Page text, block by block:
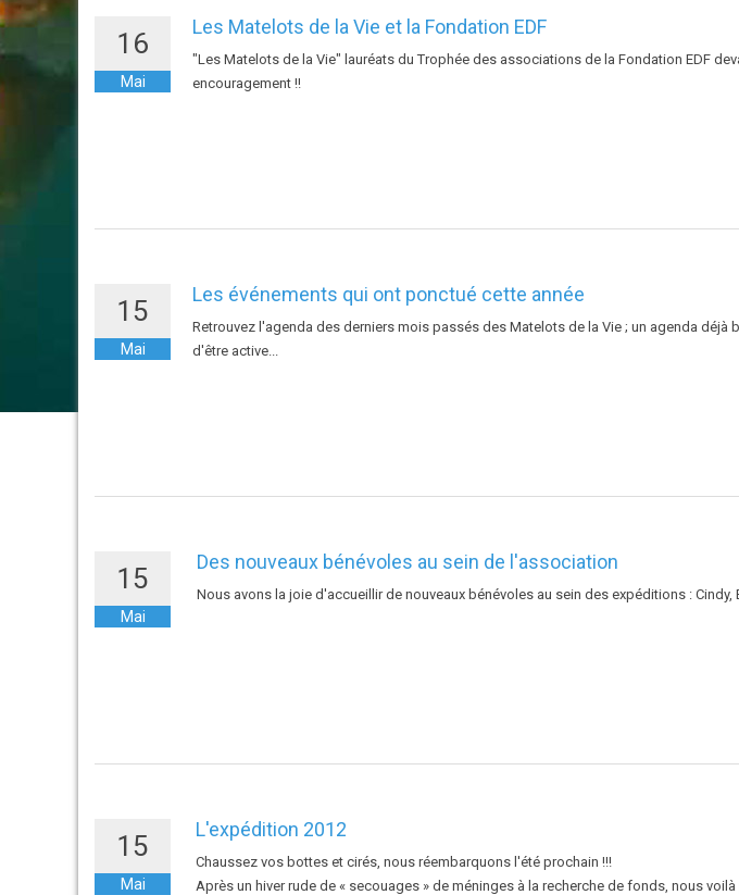
16
Mai
Les Matelots de la Vie et la Fondation EDF
"Les Matelots de la Vie" lauréats du Trophée des associations de la Fondation EDF
encouragement !!
15
Mai
Les événements qui ont ponctué cette année
Retrouvez l'agenda des derniers mois passés des Matelots de la Vie ; un agenda
d'être active...
15
Mai
Des nouveaux bénévoles au sein de l'association
Nous avons la joie d'accueillir de nouveaux bénévoles au sein des expéditions : Cindy,
15
Mai
L'expédition 2012
Chaussez vos bottes et cirés, nous réembarquons l'été prochain !!!
Après un hiver rude de « secouages » de méninges à la recherche de fonds, nous